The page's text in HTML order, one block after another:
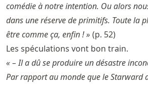
comédie à notre intention. Ou alors
dans une réserve de primitifs. Toute la
être comme ça, enfin ! » (p. 52)
Les spéculations vont bon train.
« – Il a dû se produire un désastre
Par rapport au monde que le Starward